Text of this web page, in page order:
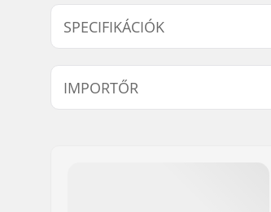
SPECIFIKÁCIÓK
BMX stílus:
Felni Anyaga:
BMX kerék:
IMPORTŐR